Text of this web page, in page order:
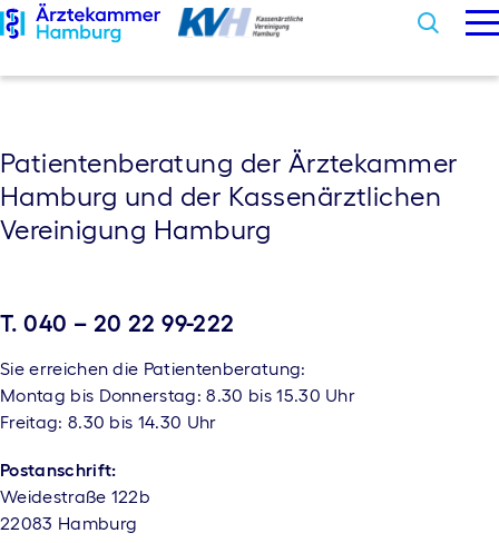
Arztsuche
Beschwerden
Barrierefreiheit
Patientenberatung der Ärztekammer
Hamburg und der Kassenärztlichen
Vereinigung Hamburg
T. 040 – 20 22 99-222
Sie erreichen die Patientenberatung:
Montag bis Donnerstag: 8.30 bis 15.30 Uhr
Freitag: 8.30 bis 14.30 Uhr
Postanschrift:
Weidestraße 122b
22083 Hamburg